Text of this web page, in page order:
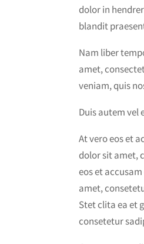
dolor in
blandit
Nam liber
amet,
veniam, quis
Duis autem vel
At vero eos et
dolor sit amet,
eos et
amet,
Stet clita ea et
consetetur